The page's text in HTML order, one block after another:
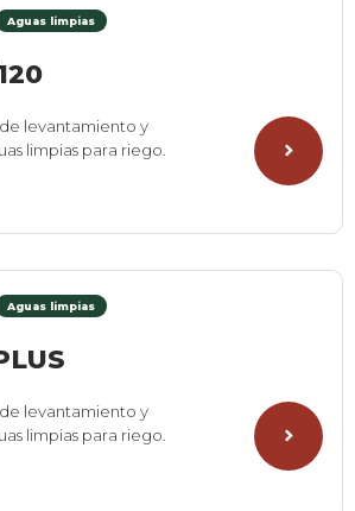
Aguas limpias
levantamiento y
limpias para riego.
Aguas limpias
levantamiento y
limpias para riego.